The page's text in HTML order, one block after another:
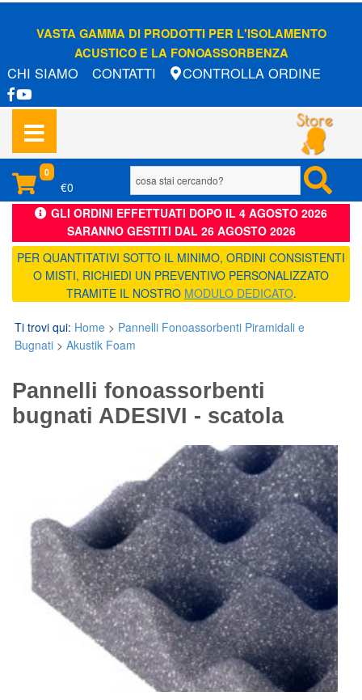
VASTA GAMMA DI PRODOTTI PER L'ISOLAMENTO
ACUSTICO E LA FONOASSORBENZA
CHI SIAMO CONTATTI CONTROLLA ORDINE
0
€0
GLI ORDINI EFFETTUATI DOPO IL 4 AGOSTO 2026
SARANNO GESTITI DAL 26 AGOSTO 2026
PER QUANTITATIVI SOTTO IL MINIMO, ORDINI CONSISTENTI
O MISTI, RICHIEDI UN PREVENTIVO PERSONALIZZATO
TRAMITE IL NOSTRO MODULO DEDICATO.
Ti trovi qui: Home > Pannelli Fonoassorbenti Piramidali e
Bugnati > Akustik Foam
Pannelli fonoassorbenti
bugnati ADESIVI - scatola